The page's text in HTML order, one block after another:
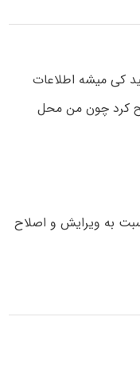
کی میشه اطلاعات
کرد چون من محل
به ویرایش و اصلاح